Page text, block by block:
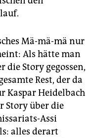
Mä-mä-mä nur
Als hätte man
die Story gegossen,
Rest, der da
Kaspar Heidelbach
Story über die
Assi
alles derart